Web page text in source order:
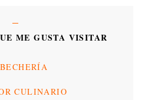
ME GUSTA VISITAR
CULINARIO